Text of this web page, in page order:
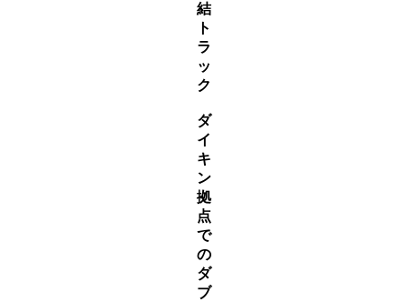
結
ト
ラ
ッ
ク
ダ
イ
キ
ン
拠
点
で
の
ダ
ブ